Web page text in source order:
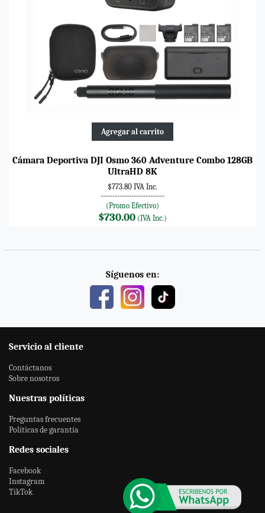
Agregar al carrito
Cámara Deportiva DJI Osmo 360 Adventure Combo 128GB
UltraHD 8K
$773.80 IVA Inc.
---------------------------
(Promo Efectivo)
$730.00 (IVA Inc.)
Síguenos en:
Servicio al cliente
Contáctanos
Sobre nosotros
Nuestras políticas
Preguntas frecuentes
Políticas de garantía
Redes sociales
Facebook
Instagram
TikTok